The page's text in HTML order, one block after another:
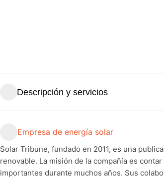
Descripción y servicios
Empresa de energía solar
Solar Tribune, fundado en 2011, es una
renovable. La misión de la compañía es
importantes durante muchos años. Sus